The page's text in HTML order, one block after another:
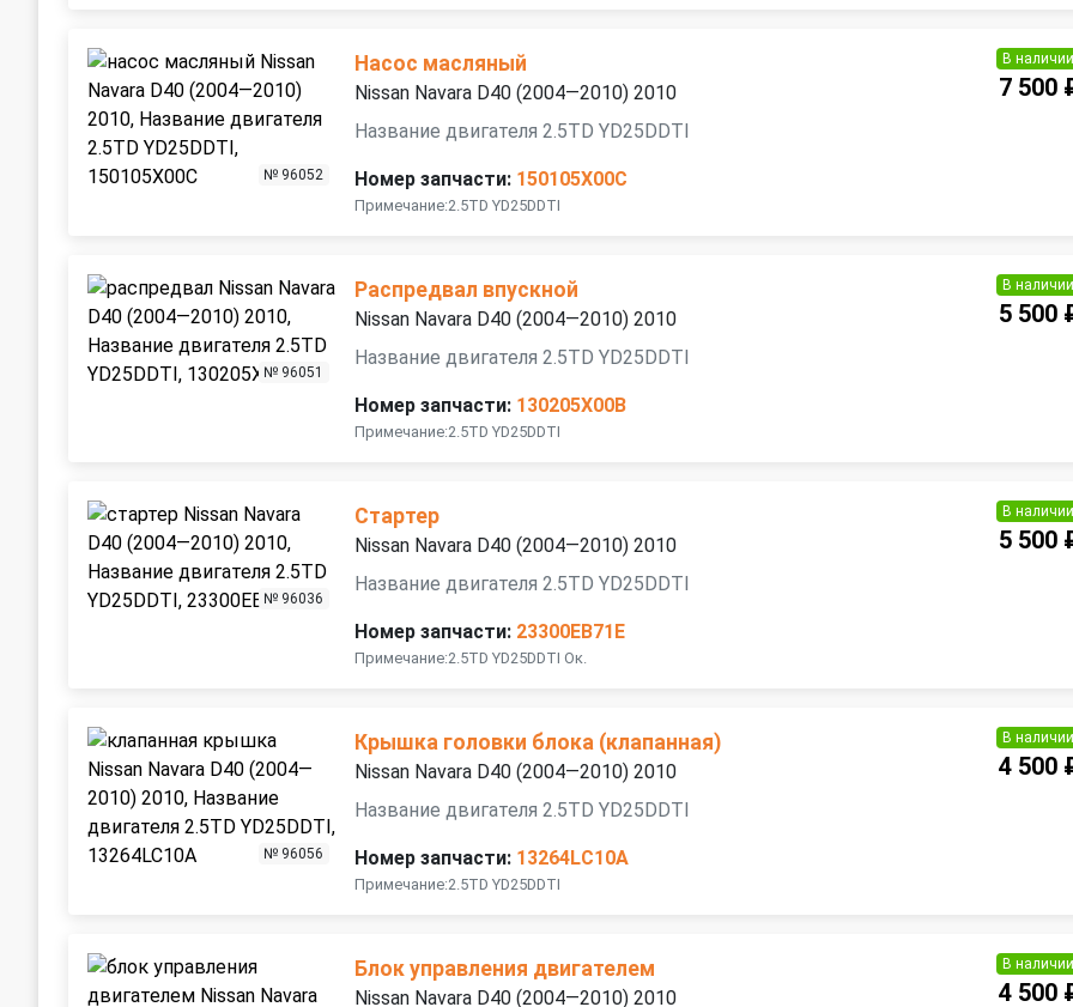
№ 96052
Насос масляный
Nissan Navara D40 (2004—2010) 2010
Название двигателя 2.5TD YD25DDTI
Номер запчасти: 150105X00C
Примечание:2.5TD YD25DDTI
В наличии
7 500
№ 96051
Распредвал впускной
Nissan Navara D40 (2004—2010) 2010
Название двигателя 2.5TD YD25DDTI
Номер запчасти: 130205X00B
Примечание:2.5TD YD25DDTI
В наличии
5 500
№ 96036
Стартер
Nissan Navara D40 (2004—2010) 2010
Название двигателя 2.5TD YD25DDTI
Номер запчасти: 23300EB71E
Примечание:2.5TD YD25DDTI Ок.
В наличии
5 500
№ 96056
Крышка головки блока (клапанная)
Nissan Navara D40 (2004—2010) 2010
Название двигателя 2.5TD YD25DDTI
Номер запчасти: 13264LC10A
Примечание:2.5TD YD25DDTI
В наличии
4 500
Блок управления двигателем
Nissan Navara D40 (2004—2010) 2010
В наличии
4 500